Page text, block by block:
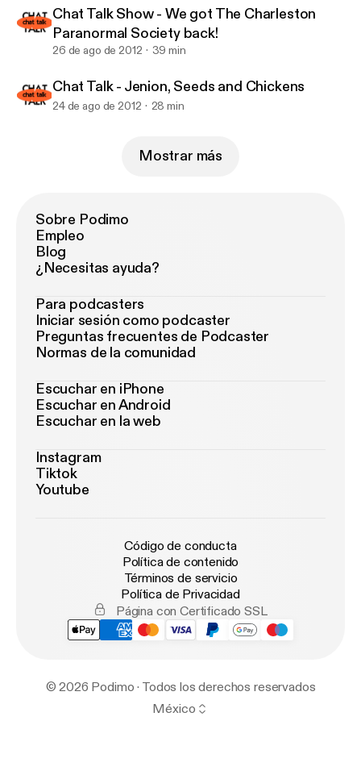
Chat Talk Show - We got The Charleston
Paranormal Society back!
26 de ago de 2012 39 min
Chat Talk - Jenion, Seeds and Chickens
24 de ago de 2012 28 min
Mostrar más
Sobre Podimo
Empleo
Blog
¿Necesitas ayuda?
Para podcasters
Iniciar sesión como podcaster
Preguntas frecuentes de Podcaster
Normas de la comunidad
Escuchar en iPhone
Escuchar en Android
Escuchar en la web
Instagram
Tiktok
Youtube
Código de conducta
Política de contenido
Términos de servicio
Política de Privacidad
Página con Certificado SSL
© 2026 Podimo · Todos los derechos reservados
México